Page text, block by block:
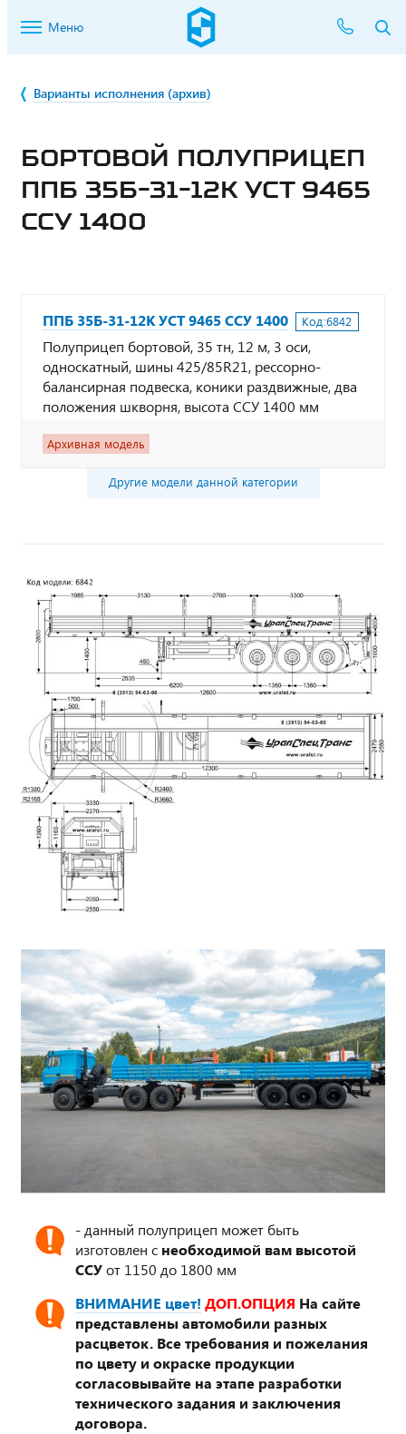
Меню
Варианты исполнения (архив)
БОРТОВОЙ ПОЛУПРИЦЕП
ППБ 35Б-31-12К УСТ 9465
ССУ 1400
ППБ 35Б-31-12К УСТ 9465 ССУ 1400 Код:6842
Полуприцеп бортовой, 35 тн, 12 м, 3 оси,
односкатный, шины 425/85R21, рессорно-
балансирная подвеска, коники раздвижные, два
положения шкворня, высота ССУ 1400 мм
Архивная модель
Другие модели данной категории
- данный полуприцеп может быть
изготовлен с необходимой вам высотой
ССУот 1150 до 1800 мм
ВНИМАНИЕ цвет! ДОП.ОПЦИЯ На сайте
представлены автомобили разных
расцветок. Все требования и пожелания
по цвету и окраске продукции
согласовывайте на этапе разработки
технического задания и заключения
договора.